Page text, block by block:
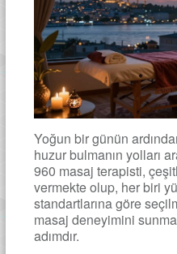
Yoğun bir günün
huzur bulmanın yolları
960 masaj terapisti,
vermekte olup, her biri
standartlarına göre
masaj deneyimini
adımdır.